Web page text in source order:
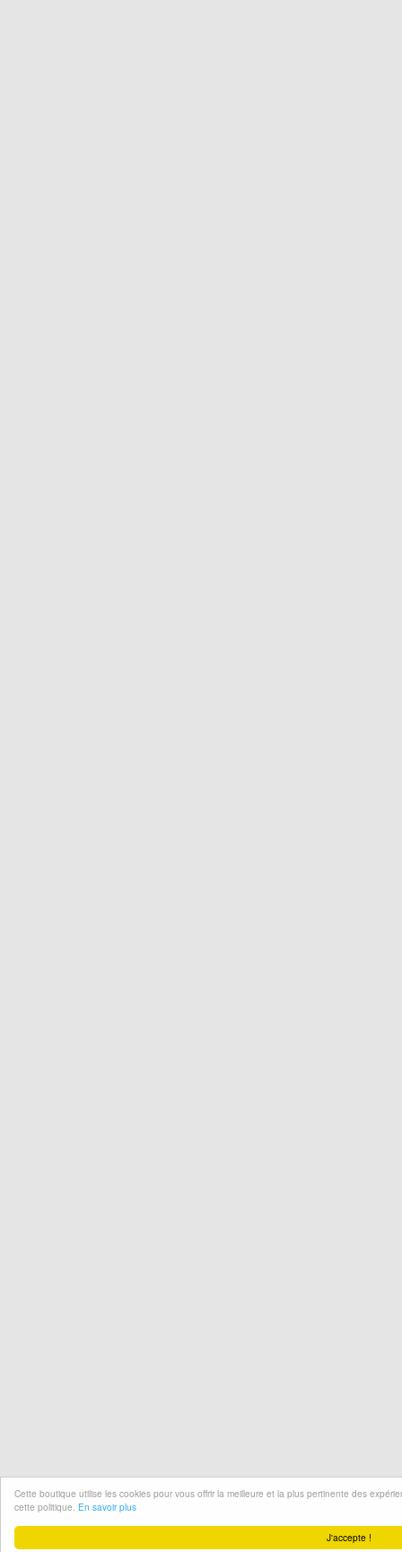
J'accepte !
Cette boutique utilise les cookies pour vous offrir la meilleure et la plus pertinente des
cette politique. En savoir plus